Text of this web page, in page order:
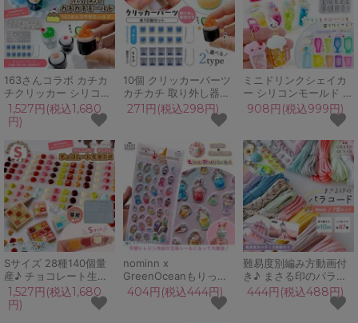
163さんコラボ カチカ
チクリッカー シリコン
モールド パーツ付き セ
ット キーボード キーホ
ルダー フィジェットト
イ UVレジン 手作り
GreenOceanオリジナ
ル♪
1,527円(税込1,680
円)
10個 クリッカーパーツ
カチカチ 取り外し器具
付き セット 透明 クリ
ア 静音 キースイッチ
ド キーホルダー フィジ
ェットトイ 部品 手作り
271円(税込298円)
ミニドリンクシェイカ
ー シリコンモールド カ
シャカシャ シャカシャ
カ レジン型 飲み物 お
キーホルダー
GreenOceanオリジナ
ル♪
908円(税込999円)
Sサイズ 28種140個量
産♪ チョコレート生産
工場 シリコンモールド
チョコだけ レジン型 セ
ット ミニチュアスイー
1,527円(税込1,680
円)
nominn x
GreenOceanもりっと
ぷっくりシールA 立体
シール のみん スイーツ
404円(税込444円)
難易度別編み方動画付
き♪ まさる印のパラコ
ード 10m 7m 4mm 7芯
カラー ロープ 紐 初心
444円(税込488円)